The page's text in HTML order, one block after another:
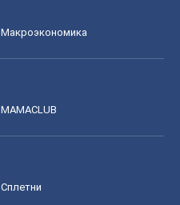
Mакроэкономика
MAMACLUB
Сплетни